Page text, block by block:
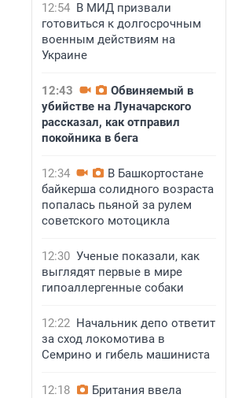
12:54 В МИД призвали
готовиться к долгосрочным
военным действиям на
Украине
12:43
Обвиняемый в
убийстве на Луначарского
рассказал, как отправил
покойника в бега
12:34
В Башкортостане
байкерша солидного возраста
попалась пьяной за рулем
советского мотоцикла
12:30 Ученые показали, как
выглядят первые в мире
гипоаллергенные собаки
12:22 Начальник депо ответит
за сход локомотива в
Семрино и гибель машиниста
12:18
Британия ввела